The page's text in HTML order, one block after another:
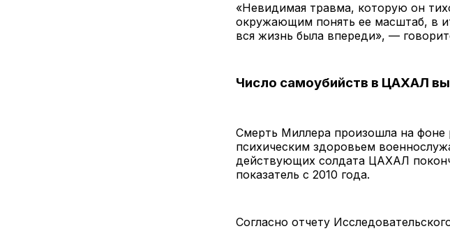
«Невидимая травма, которую он
окружающим понять ее масштаб, в
вся жизнь была впереди», —
Число самоубийств в ЦАХАЛ
Смерть Миллера произошла на фоне
психическим здоровьем
действующих солдата ЦАХАЛ
показатель с 2010 года.
Согласно отчету